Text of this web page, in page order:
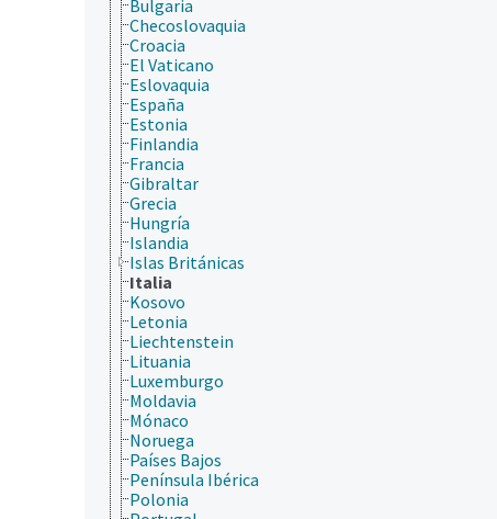
Bulgaria
Checoslovaquia
Croacia
El Vaticano
Eslovaquia
España
Estonia
Finlandia
Francia
Gibraltar
Grecia
Hungría
Islandia
Islas Británicas
Italia
Kosovo
Letonia
Liechtenstein
Lituania
Luxemburgo
Moldavia
Mónaco
Noruega
Países Bajos
Península Ibérica
Polonia